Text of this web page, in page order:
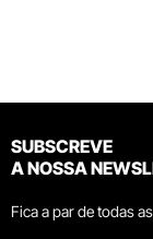
SUBSCREVE
A NOSSA
Fica a par de todas